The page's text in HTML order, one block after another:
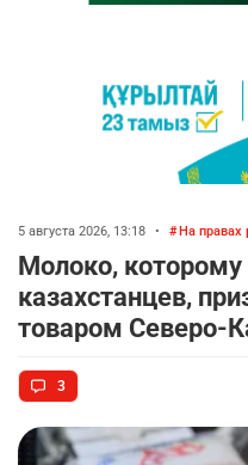
5 августа 2026, 13:18 • На правах
Молоко,
казахстанцев,
товаром Северо-
3